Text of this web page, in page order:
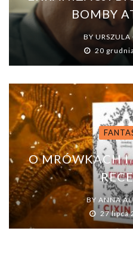
BOMBY
BYURSZULA
20
O MRÓWKACH
BY ANNA
27 lipca